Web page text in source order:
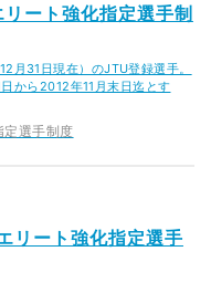
ート強化指定選手制
月31日現在）のJTU登録選手。
から2012年11月末日迄とす
定選手制度
リート強化指定選手